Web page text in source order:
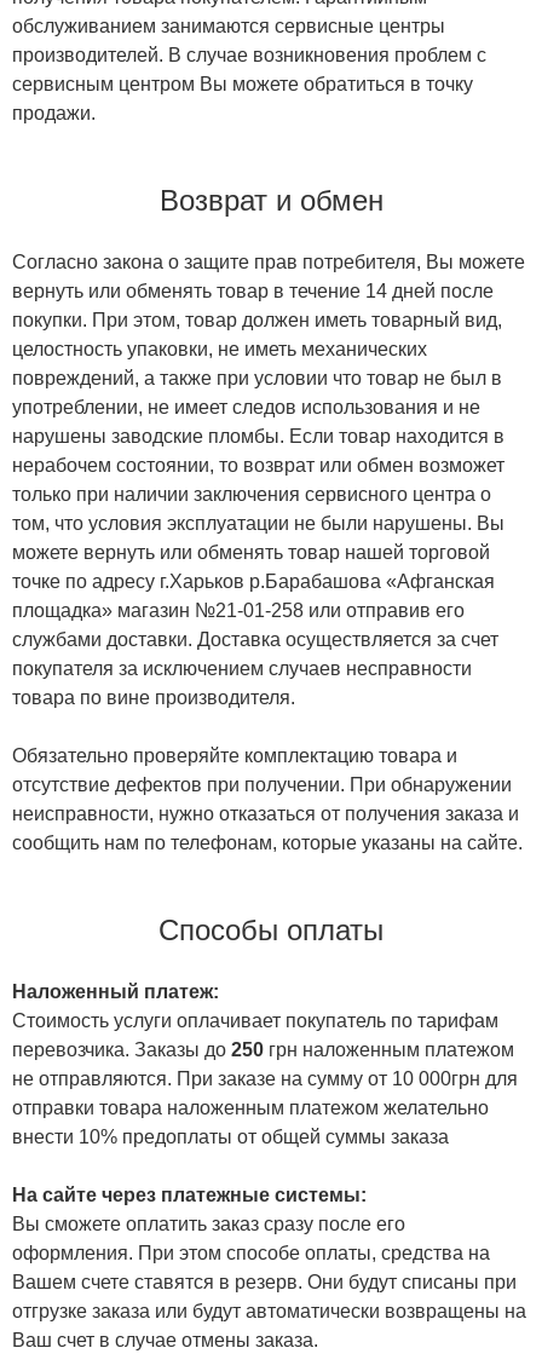
обслуживанием занимаются сервисные центры
производителей. В случае возникновения проблем с
сервисным центром Вы можете обратиться в точку
продажи.
Возврат и обмен
Согласно закона о защите прав потребителя, Вы можете
вернуть или обменять товар в течение 14 дней после
покупки. При этом, товар должен иметь товарный вид,
целостность упаковки, не иметь механических
повреждений, а также при условии что товар не был в
употреблении, не имеет следов использования и не
нарушены заводские пломбы. Если товар находится в
нерабочем состоянии, то возврат или обмен возможет
только при наличии заключения сервисного центра о
том, что условия эксплуатации не были нарушены. Вы
можете вернуть или обменять товар нашей торговой
точке по адресу г.Харьков р.Барабашова «Афганская
площадка» магазин №21-01-258 или отправив его
службами доставки. Доставка осуществляется за счет
покупателя за исключением случаев несправности
товара по вине производителя.
Обязательно проверяйте комплектацию товара и
отсутствие дефектов при получении. При обнаружении
неисправности, нужно отказаться от получения заказа и
сообщить нам по телефонам, которые указаны на сайте.
Способы оплаты
Наложенный платеж:
Стоимость услуги оплачивает покупатель по тарифам
перевозчика. Заказы до 250 грн наложенным платежом
не отправляются. При заказе на сумму от 10 000грн для
отправки товара наложенным платежом желательно
внести 10% предоплаты от общей суммы заказа
На сайте через платежные системы:
Вы сможете оплатить заказ сразу после его
оформления. При этом способе оплаты, средства на
Вашем счете ставятся в резерв. Они будут списаны при
отгрузке заказа или будут автоматически возвращены на
Ваш счет в случае отмены заказа.